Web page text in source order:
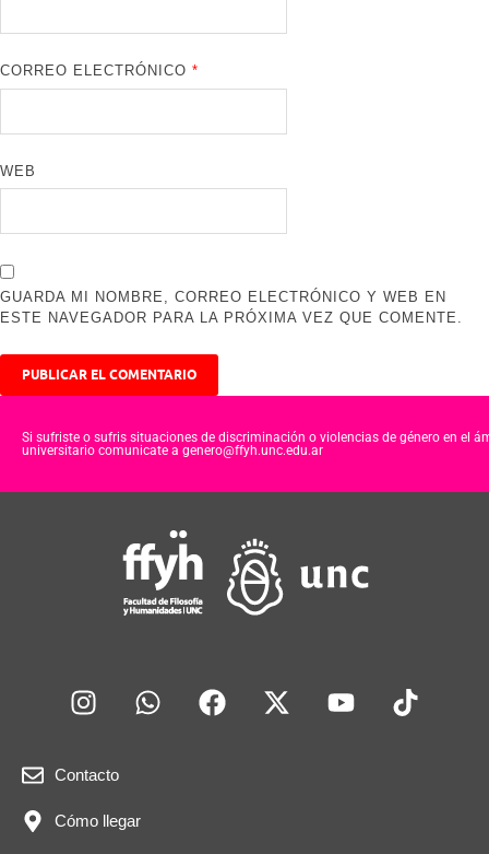
CORREO ELECTRÓNICO*
WEB
GUARDA MI NOMBRE, CORREO ELECTRÓNICO Y WEB EN
ESTE NAVEGADOR PARA LA PRÓXIMA VEZ QUE COMENTE.
Si sufriste o sufris situaciones de discriminación o violencias de género en el
universitario comunicate a genero@ffyh.unc.edu.ar
Contacto
Cómo llegar